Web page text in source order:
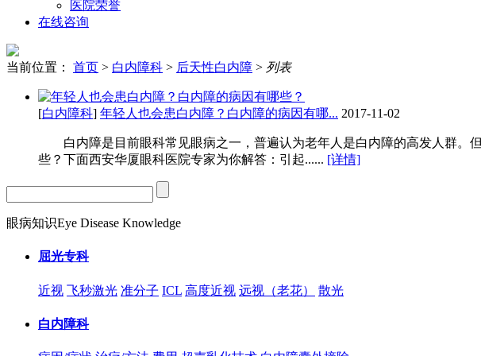
医院荣誉
在线咨询
当前位置： 首页 > 白内障科 > 后天性白内障 > 列表
[白内障科] 年轻人也会患白内障？白内障的病因有哪... 2017-11-02
白内障是目前眼科常见眼病之一，普遍认为老年人是白内障的高发人群。
些？下面西安华厦眼科医院专家为你解答：引起...... [详情]
眼病知识Eye Disease Knowledge
屈光专科
近视 飞秒激光 准分子 ICL 高度近视 远视（老花） 散光
白内障科